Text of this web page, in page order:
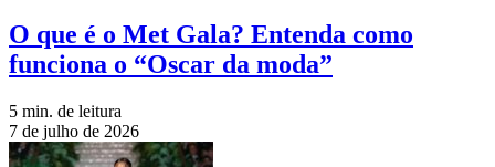
O que é o Met Gala? Entenda como
funciona o “Oscar da moda”
5 min. de leitura
7 de julho de 2026